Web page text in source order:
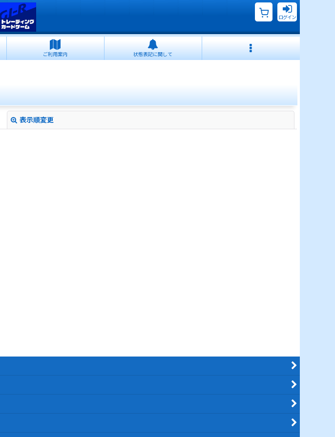
ログイン
ご利用案内 状態表記に関して
表示順変更